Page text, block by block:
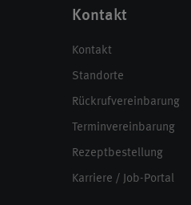
Kontakt
Kontakt
Standorte
Rückrufvereinbarung
Terminvereinbarung
Rezeptbestellung
Karriere / Job-Portal